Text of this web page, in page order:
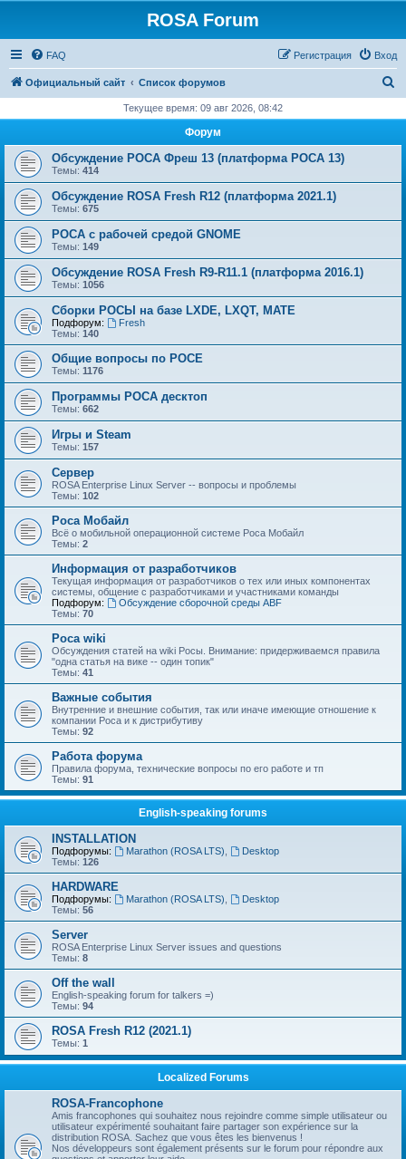
ROSA Forum
FAQ Вход
Регистрация
Официальный сайт Список форумов
с
Текущее время: 09 авг 2026, 08:42
Форум
Обсуждение РОСА Фреш 13 (платформа РОСА 13)
Темы: 414
Обсуждение ROSA Fresh R12 (платформа 2021.1)
Темы: 675
РОСА с рабочей средой GNOME
Темы: 149
Обсуждение ROSA Fresh R9-R11.1 (платформа 2016.1)
Темы: 1056
Сборки РОСЫ на базе LXDE, LXQT, MATE
Подфорум:
Fresh
Темы: 140
Общие вопросы по РОСЕ
Темы: 1176
Программы РОСА десктоп
Темы: 662
Игры и Steam
Темы: 157
Сервер
ROSA Enterprise Linux Server -- вопросы и проблемы
Темы: 102
Роса Мобайл
Всё о мобильной операционной системе Роса Мобайл
Темы: 2
Информация от разработчиков
Текущая информация от разработчиков о тех или иных компонентах
системы, общение с разработчиками и участниками команды
Подфорум:
Обсуждение сборочной среды ABF
Темы: 70
Роса wiki
Обсуждения статей на wiki Росы. Внимание: придерживаемся правила
"одна статья на вике -- один топик"
Темы: 41
Важные события
Внутренние и внешние события, так или иначе имеющие отношение к
компании Роса и к дистрибутиву
Темы: 92
Работа форума
Правила форума, технические вопросы по его работе и тп
Темы: 91
English-speaking forums
INSTALLATION
Подфорумы: Marathon (ROSA LTS)
Desktop
Темы: 126
HARDWARE
Подфорумы: Marathon (ROSA LTS)
Desktop
Темы: 56
Server
ROSA Enterprise Linux Server issues and questions
Темы: 8
Off the wall
English-speaking forum for talkers =)
Темы: 94
ROSA Fresh R12 (2021.1)
Темы: 1
Localized Forums
ROSA-Francophone
Amis francophones qui souhaitez nous rejoindre comme simple utilisateur ou
utilisateur expérimenté souhaitant faire partager son expérience sur la
distribution ROSA. Sachez que vous êtes les bienvenus !
Nos développeurs sont également présents sur le forum pour répondre aux